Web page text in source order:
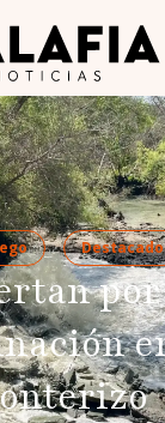
Destacado
por